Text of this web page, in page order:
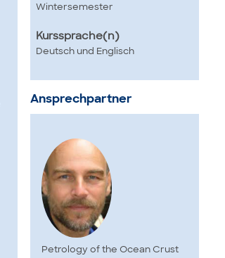
Wintersemester
Kurssprache(n)
Deutsch und Englisch
Ansprechpartner
Petrology of the Ocean Crust